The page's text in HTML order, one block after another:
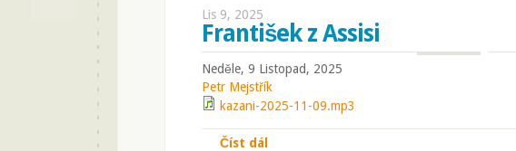
Lis 9, 2025
František z Assisi
Neděle, 9 Listopad, 2025
Petr Mejstřík
kazani-2025-11-09.mp3
Číst dál